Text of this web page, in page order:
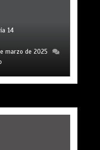
15
marzo de 2025
14
marzo de 2025
13
marzo de 2025